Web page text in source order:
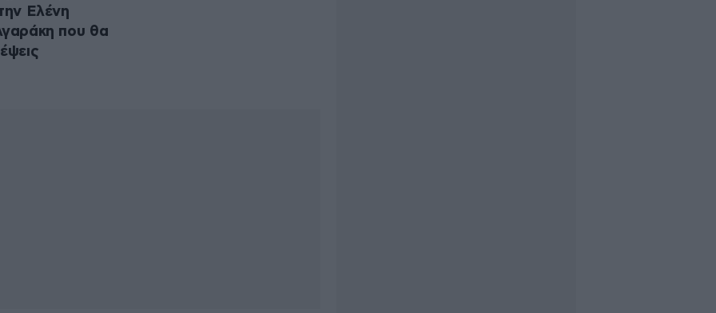
Ελένη
που θα